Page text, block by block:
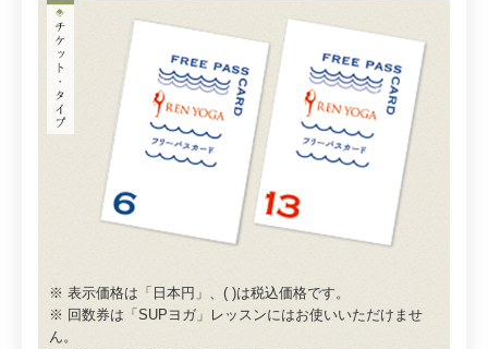
※ 表示価格は「日本円」、( )は税込価格です。
※ 回数券は「SUPヨガ」レッスンにはお使いいただけませ
ん。